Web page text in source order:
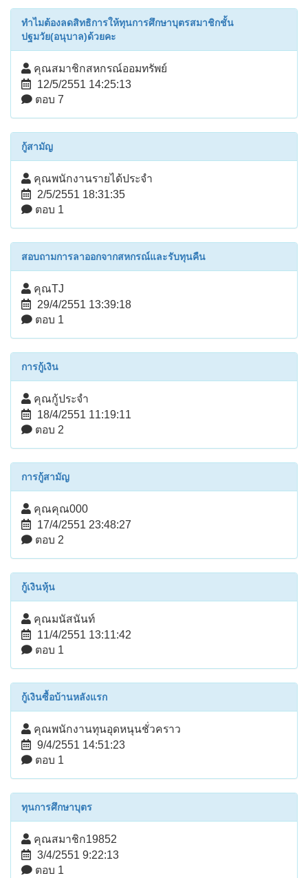
ทำไมต้องลดสิทธิการให้ทุนการศึกษาบุตรสมาชิกชั้น
ปฐมวัย(อนุบาล)ด้วยคะ
คุณสมาชิกสหกรณ์ออมทรัพย์
12/5/2551 14:25:13
ตอบ 7
กู้สามัญ
คุณพนักงานรายได้ประจำ
2/5/2551 18:31:35
ตอบ 1
สอบถามการลาออกจากสหกรณ์และรับทุนคืน
คุณTJ
29/4/2551 13:39:18
ตอบ 1
การกู้เงิน
คุณกู้ประจำ
18/4/2551 11:19:11
ตอบ 2
การกู้สามัญ
คุณคุณ000
17/4/2551 23:48:27
ตอบ 2
กู้เงินหุ้น
คุณมนัสนันท์
11/4/2551 13:11:42
ตอบ 1
กู้เงินซื้อบ้านหลังแรก
คุณพนักงานทุนอุดหนุนชั่วคราว
9/4/2551 14:51:23
ตอบ 1
ทุนการศึกษาบุตร
คุณสมาชิก19852
3/4/2551 9:22:13
ตอบ 1